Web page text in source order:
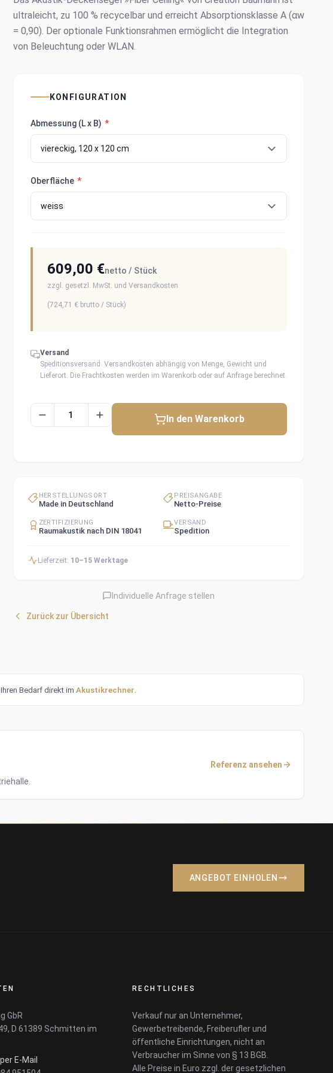
ultraleicht, zu 100 % recycelbar und erreicht Absorptionsklasse A (αw
= 0,90). Der optionale Funktionsrahmen ermöglicht die Integration
von Beleuchtung oder WLAN.
KONFIGURATION
Abmessung (L x B) *
Oberfläche *
609,00 €netto / Stück
zzgl. gesetzl. MwSt. und Versandkosten
(724,71 €brutto / Stück)
Versand
Speditionsversand. Versandkosten abhängig von Menge, Gewicht und
Lieferort. Die Frachtkosten werden im Warenkorb oder auf Anfrage berechnet.
In den Warenkorb
HERSTELLUNGSORT
Made in Deutschland
PREISANGABE
Netto-Preise
ZERTIFIZIERUNG
Raumakustik nach DIN 18041
VERSAND
Spedition
Lieferzeit: 10–15 Werktage
Individuelle Anfrage stellen
Zurück zur Übersicht
Bedarf direkt im Akustikrechner
Referenz ansehen
ANGEBOT EINHOLEN
GbR
D 61389 Schmitten im
E-Mail
RECHTLICHES
Verkauf nur an Unternehmer,
Gewerbetreibende, Freiberufler und
öffentliche Einrichtungen, nicht an
Verbraucher im Sinne von § 13 BGB.
Alle Preise in Euro zzgl. der gesetzlichen